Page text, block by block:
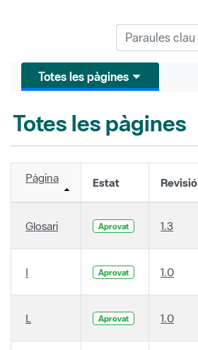
Totes les pàgines
Totes les pàgines
Pàgina Estat Revisió
Glosari Aprovat 1.3
I Aprovat 1.0
L Aprovat 1.0